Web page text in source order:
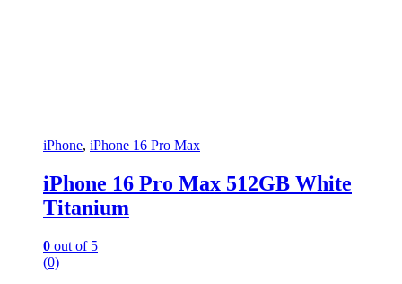
iPhone, iPhone 16 Pro Max
iPhone 16 Pro Max 512GB White
Titanium
0 out of 5
(0)